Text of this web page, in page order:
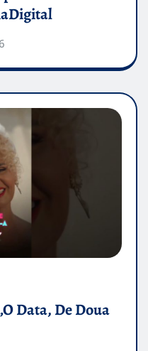
Data, De Doua